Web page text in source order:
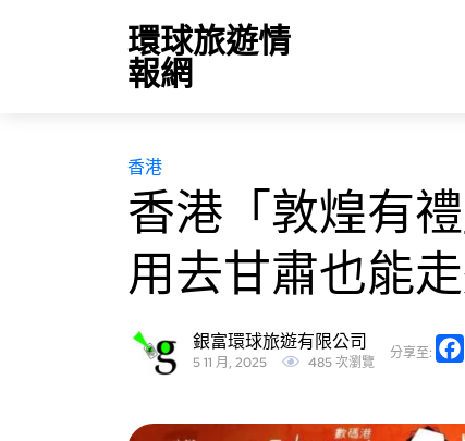
環球旅遊情
報網
香港
香港「敦煌有
用去甘肅也能
銀富環球旅遊有限公司
5 11 月, 2025 485 次瀏覽
分享至: